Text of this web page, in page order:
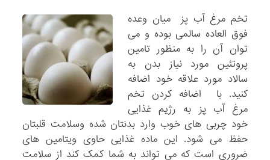
تخم مرغ آب پز میان وعده
فوق العاده سالمی بوده و می
توان آن را به منظور تامین
پروتئین مورد نیاز بدن به
سالاد مورد علاقه خود اضافه
کنید. با اضافه کردن تخم
مرغ آب پز به رژیم غذایی
خود چربی های خوب وارد بدنتان شده وسلامت قلبتان
حفظ می شود. این ماده غذایی حاوی ویتامین های
ضروری است که می تواند به شما کمک کند از سلامت